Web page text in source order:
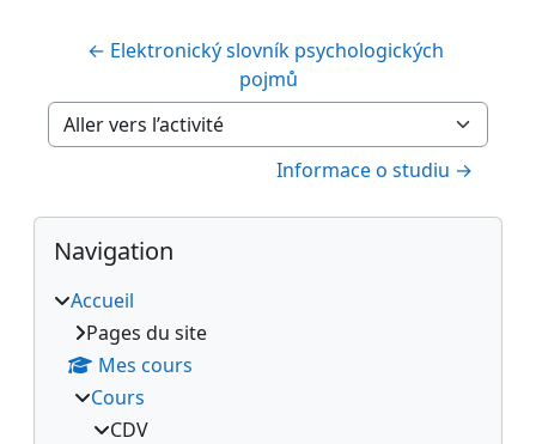
← Elektronický slovník psychologických
pojmů
Aller vers l’activité
Informace o studiu →
Blocs
Passer Navigation
Navigation
Accueil
Pages du site
Mes cours
Cours
CDV